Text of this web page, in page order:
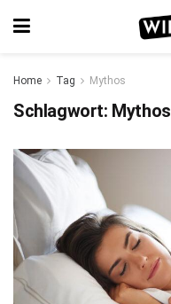
Home Tag Mythos
Schlagwort: Mythos